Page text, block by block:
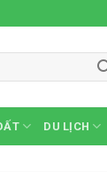
DU LỊCH